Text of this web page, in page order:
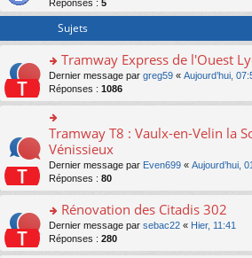
er
s
s
a
g
e
n
o
n
lu
le
pl
u
s
ré
c
Réponses : 5
Sujets
o
n
s
ult
er
le
m
e
s
s
a
g
e
Tramway Express de l'Ouest
Dernier message par greg59 « Aujourd’hui,
Réponses : 1086
o
n
ult
er
le
m
e
s
s
Tramway T8 : Vaulx-en-Velin la
Vénissieux
Dernier message par Even699 « Aujourd’hui,
Réponses : 80
o
n
s
Rénovation des Citadis 302
Dernier message par sebac22 « Hier, 11:41
Réponses : 280